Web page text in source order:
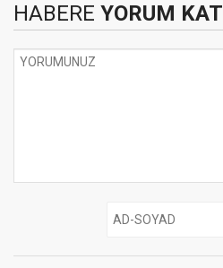
HABERE YORUM KAT